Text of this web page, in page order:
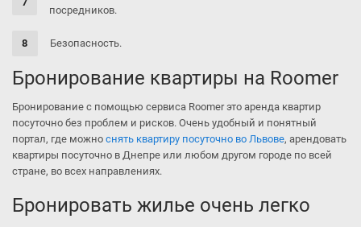
посредников.
Безопасность.
Бронирование квартиры на Roomer
Бронирование с помощью сервиса Roomer это аренда квартир
посуточно без проблем и рисков. Очень удобный и понятный
портал, где можно снять квартиру посуточно во Львове, арендовать
квартиры посуточно в Днепре или любом другом городе по всей
стране, во всех направлениях.
Бронировать жилье очень легко